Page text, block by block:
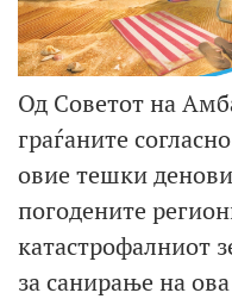
Од Советот на
граѓаните
овие тешки
погодените
катастрофалниот
за санирање на